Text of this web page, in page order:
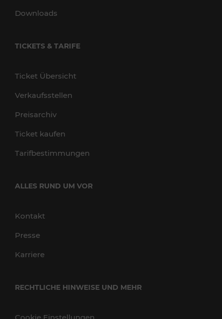
Downloads
TICKETS & TARIFE
Ticket Übersicht
Verkaufsstellen
Preisarchiv
Ticket kaufen
Tarifbestimmungen
ALLES RUND UM VOR
Kontakt
Presse
Karriere
RECHTLICHE HINWEISE UND MEHR